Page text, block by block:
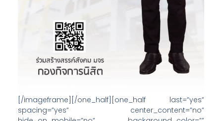
[/imageframe][/one_half][one_half last=”yes”
spacing=”yes” center_content=”no”